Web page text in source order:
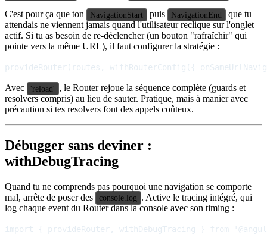
C'est pour ça que ton
NavigationStart puis NavigationEnd
que tu
attendais ne viennent jamais quand l'utilisateur reclique sur l'onglet
actif. Si tu as besoin de re-déclencher (un bouton "rafraîchir" qui
pointe vers la même URL), il faut configurer la stratégie :
Avec 'reload' , le Router rejoue la séquence complète (guards et
resolvers compris) au lieu de sauter. Pratique, mais à manier avec
précaution si tes resolvers font des appels coûteux.
Débugger sans deviner :
withDebugTracing
Quand tu ne comprends pas pourquoi une navigation se comporte
mal, arrête de poser des
console.log . Active le tracing intégré, qui
log chaque event du Router dans la console avec son timing :
import { provideRouter, withDebugTracing } from